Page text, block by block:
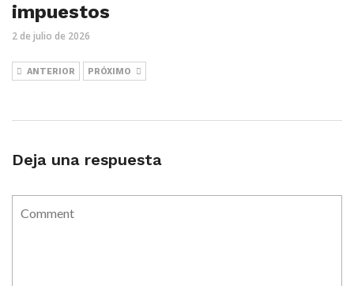
impuestos
2 de julio de 2026
ANTERIOR PRÓXIMO
Deja una respuesta